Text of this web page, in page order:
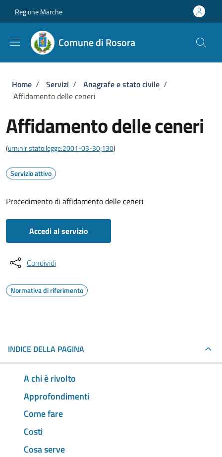
Regione Marche
Comune di Rosora
Briciole di pane
Home / Servizi / Anagrafe e stato civile /
Affidamento delle ceneri
Affidamento delle ceneri
(urn:nir:stato:legge:2001-03-30;130)
Servizio attivo
Procedimento di affidamento delle ceneri
Accedi al servizio
Condividi
Normativa di riferimento
INDICE DELLA PAGINA
A chi è rivolto
Approfondimenti
Come fare
Costi
Cosa serve